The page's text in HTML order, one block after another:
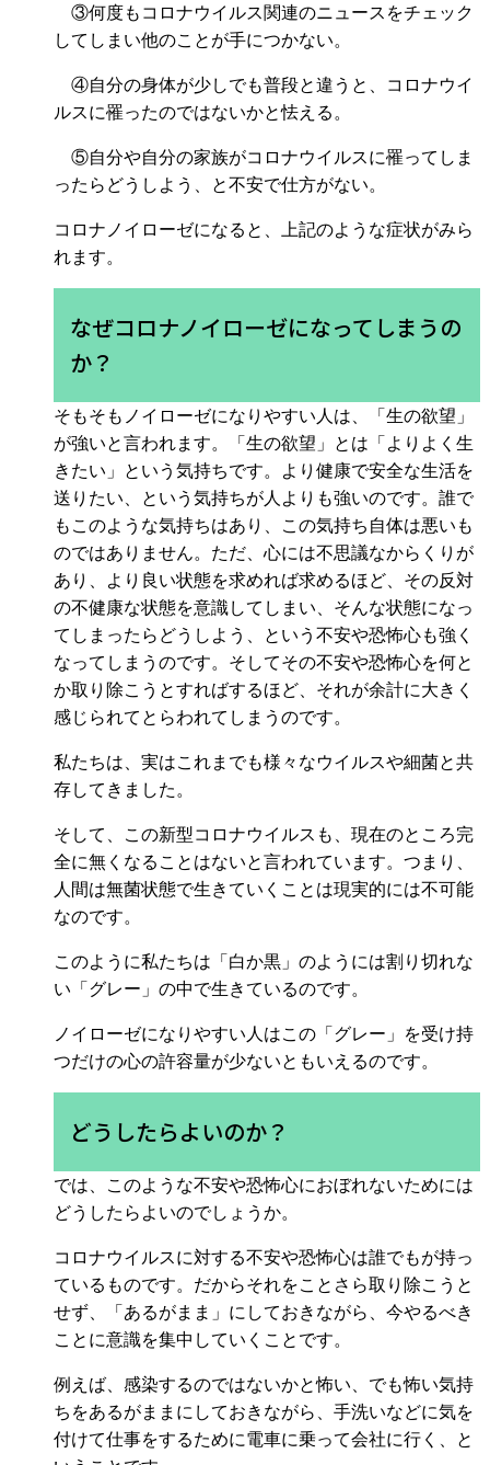
③何度もコロナウイルス関連のニュースをチェック
してしまい他のことが手につかない。
④自分の身体が少しでも普段と違うと、コロナウイ
ルスに罹ったのではないかと怯える。
⑤自分や自分の家族がコロナウイルスに罹ってしま
ったらどうしよう、と不安で仕方がない。
コロナノイローゼになると、上記のような症状がみら
れます。
なぜコロナノイローゼになってしまうの
か？
そもそもノイローゼになりやすい人は、「生の欲望」
が強いと言われます。「生の欲望」とは「よりよく生
きたい」という気持ちです。より健康で安全な生活を
送りたい、という気持ちが人よりも強いのです。誰で
もこのような気持ちはあり、この気持ち自体は悪いも
のではありません。ただ、心には不思議なからくりが
あり、より良い状態を求めれば求めるほど、その反対
の不健康な状態を意識してしまい、そんな状態になっ
てしまったらどうしよう、という不安や恐怖心も強く
なってしまうのです。そしてその不安や恐怖心を何と
か取り除こうとすればするほど、それが余計に大きく
感じられてとらわれてしまうのです。
私たちは、実はこれまでも様々なウイルスや細菌と共
存してきました。
そして、この新型コロナウイルスも、現在のところ完
全に無くなることはないと言われています。つまり、
人間は無菌状態で生きていくことは現実的には不可能
なのです。
このように私たちは「白か黒」のようには割り切れな
い「グレー」の中で生きているのです。
ノイローゼになりやすい人はこの「グレー」を受け持
つだけの心の許容量が少ないともいえるのです。
どうしたらよいのか？
では、このような不安や恐怖心におぼれないためには
どうしたらよいのでしょうか。
コロナウイルスに対する不安や恐怖心は誰でもが持っ
ているものです。だからそれをことさら取り除こうと
せず、「あるがまま」にしておきながら、今やるべき
ことに意識を集中していくことです。
例えば、感染するのではないかと怖い、でも怖い気持
ちをあるがままにしておきながら、手洗いなどに気を
付けて仕事をするために電車に乗って会社に行く、と